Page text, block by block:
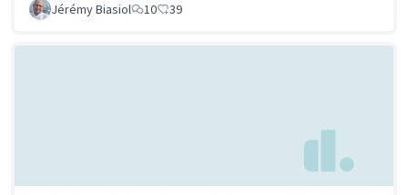
Jérémy Biasiol 10 39